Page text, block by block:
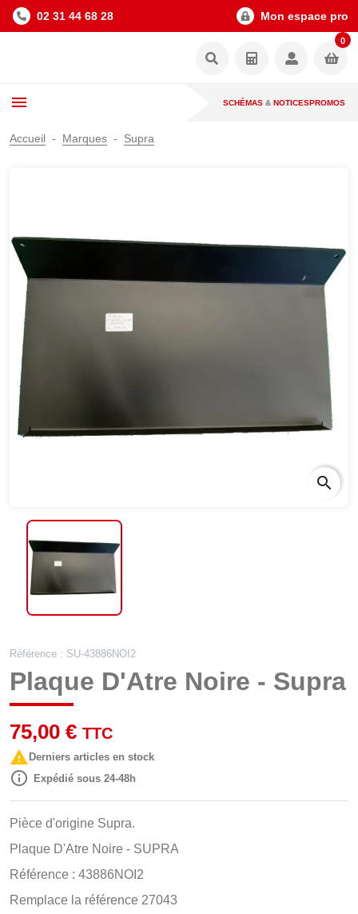
02 31 44 68 28 Mon espace pro
0
SCHÉMAS & NOTICESPROMOS
Accueil Marques Supra
search
Référence : SU-43886NOI2
Plaque D'Atre Noire - Supra
75,00 € TTC
 Derniers articles en stock
 Expédié sous 24-48h
Pièce d'origine Supra.
Plaque D'Atre Noire - SUPRA
Référence : 43886NOI2
Remplace la référence 27043